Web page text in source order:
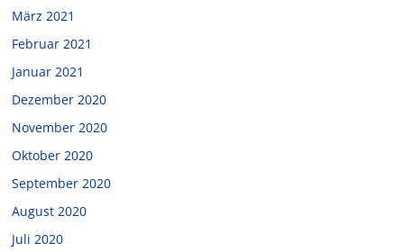
März 2021
Februar 2021
Januar 2021
Dezember 2020
November 2020
Oktober 2020
September 2020
August 2020
Juli 2020